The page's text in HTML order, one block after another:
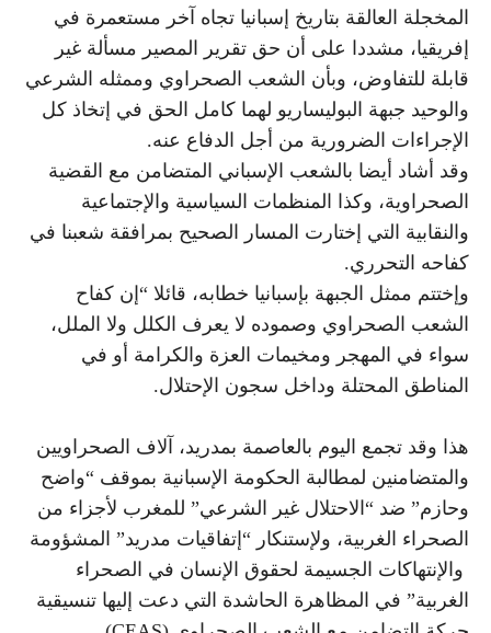
المخجلة العالقة بتاريخ إسبانيا تجاه آخر مستعمرة في
إفريقيا، مشددا على أن حق تقرير المصير مسألة غير
قابلة للتفاوض، وبأن الشعب الصحراوي وممثله الشرعي
والوحيد جبهة البوليساريو لهما كامل الحق في إتخاذ كل
الإجراءات الضرورية من أجل الدفاع عنه.
وقد أشاد أيضا بالشعب الإسباني المتضامن مع القضية
الصحراوية، وكذا المنظمات السياسية والإجتماعية
والنقابية التي إختارت المسار الصحيح بمرافقة شعبنا في
كفاحه التحرري.
وإختتم ممثل الجبهة بإسبانيا خطابه، قائلا “إن كفاح
الشعب الصحراوي وصموده لا يعرف الكلل ولا الملل،
سواء في المهجر ومخيمات العزة والكرامة أو في
المناطق المحتلة وداخل سجون الإحتلال.
هذا وقد تجمع اليوم بالعاصمة بمدريد، آلاف الصحراويين
والمتضامنين لمطالبة الحكومة الإسبانية بموقف “واضح
وحازم” ضد “الاحتلال غير الشرعي” للمغرب لأجزاء من
الصحراء الغربية، ولإستنكار “إتفاقيات مدريد” المشؤومة
والإنتهاكات الجسيمة لحقوق الإنسان في الصحراء
الغربية” في المظاهرة الحاشدة التي دعت إليها تنسيقية